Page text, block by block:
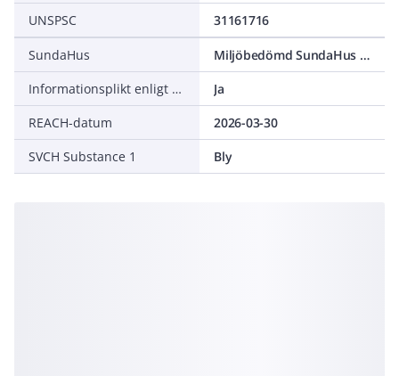
UNSPSC
31161716
SundaHus
Miljöbedömd SundaHus C-
Informationsplikt enligt REACH
Ja
REACH-datum
2026-03-30
SVCH Substance 1
Bly